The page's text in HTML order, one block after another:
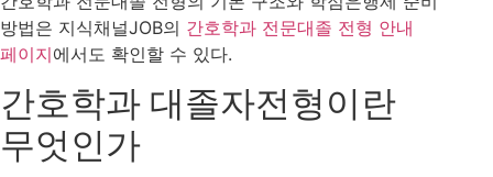
방법은 지식채널JOB의 간호학과 전문대졸 전형 안내
페이지에서도 확인할 수 있다.
간호학과 대졸자전형이란
무엇인가